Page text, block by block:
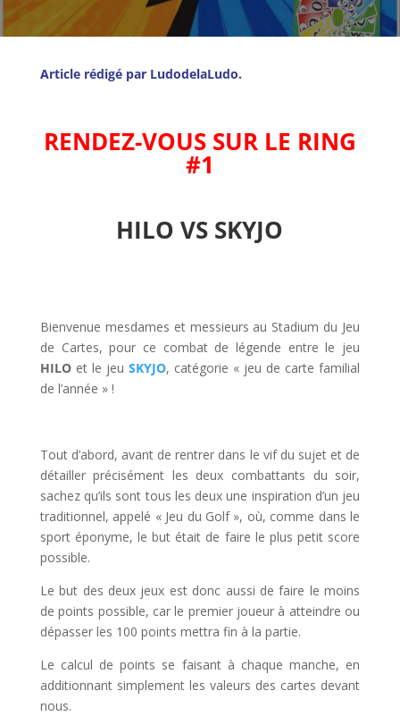
Article rédigé par LudodelaLudo.
RENDEZ-VOUS SUR LE RING
#1
HILO VS SKYJO
Bienvenue mesdames et messieurs au Stadium du Jeu
de Cartes, pour ce combat de légende entre le jeu
HILOet le jeu SKYJO, catégorie « jeu de carte familial
de l’année » !
Tout d’abord, avant de rentrer dans le vif du sujet et de
détailler précisément les deux combattants du soir,
sachez qu’ils sont tous les deux une inspiration d’un jeu
traditionnel, appelé « Jeu du Golf », où, comme dans le
sport éponyme, le but était de faire le plus petit score
possible.
Le but des deux jeux est donc aussi de faire le moins
de points possible, car le premier joueur à atteindre ou
dépasser les 100 points mettra fin à la partie.
Le calcul de points se faisant à chaque manche, en
additionnant simplement les valeurs des cartes devant
nous.